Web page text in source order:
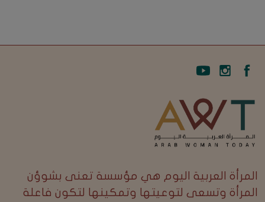
المرأة العربية اليوم هي مؤسسة تعنى بشوؤن
المرأة وتسعى لتوعيتها وتمكينها لتكون فاعلة